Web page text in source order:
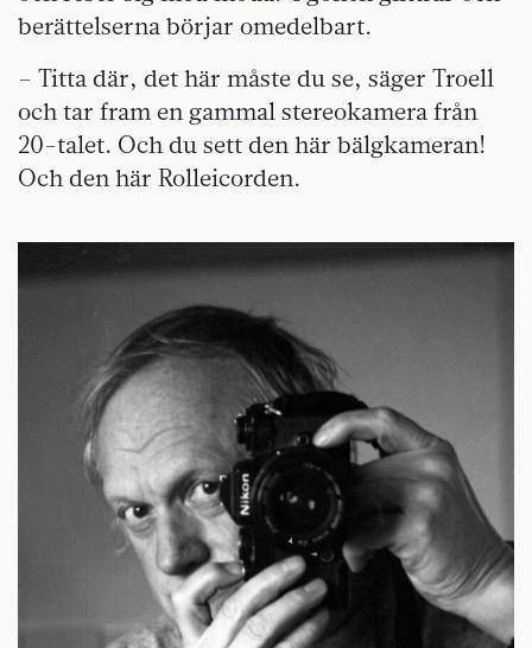
berättelserna börjar omedelbart.
– Titta där, det här måste du se, säger Troell
och tar fram en gammal stereokamera från
20-talet. Och du sett den här bälgkameran!
Och den här Rolleicorden.